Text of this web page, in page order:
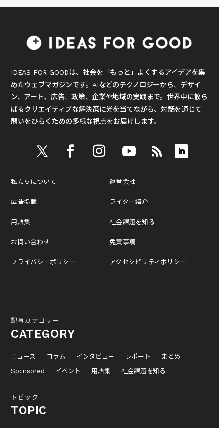
IDEAS FOR GOODは、社会を「もっと」よくするアイデアを集
めたウェブマガジンです。AIなどのテクノロジーから、デザイ
ン、アート、広告、政策、企業や地域の実践まで。世界中に散ら
ばるクリエイティブな解決策に光を当てながら、対話を通じて
問いをひらくための多様な視点をお届けします。
私たちについて
広告掲載
用語集
お問い合わせ
プライバシーポリシー
運営会社
ライター紹介
社会課題を知る
免責事項
アクセシビリティポリシー
記事カテゴリー
CATEGORY
ニュース コラム インタビュー レポート
まとめ
Sponsored
イベント 用語集 社会課題を知る
トピック
TOPIC